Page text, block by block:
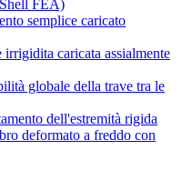
FEA)
semplice caricato
irrigidita caricata assialmente
globale della trave tra le
dell'estremità rigida
deformato a freddo con